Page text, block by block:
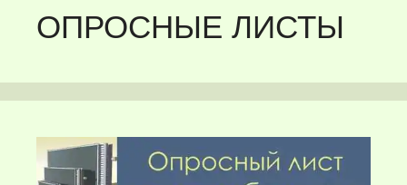
ОПРОСНЫЕ ЛИСТЫ